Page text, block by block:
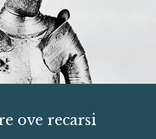
ove recarsi